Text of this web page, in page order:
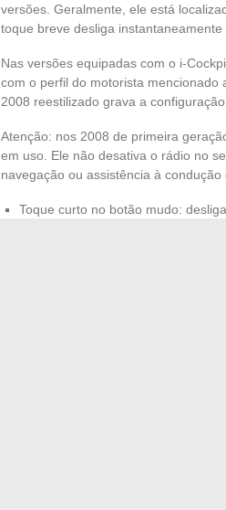
versões. Geralmente, ele está
toque breve desliga
Nas versões equipadas com o i-
com o perfil do motorista mencionado
2008 reestilizado grava a
Atenção: nos 2008 de primeira
em uso. Ele não desativa o rádio no
navegação ou assistência à
Toque curto no botão mudo: